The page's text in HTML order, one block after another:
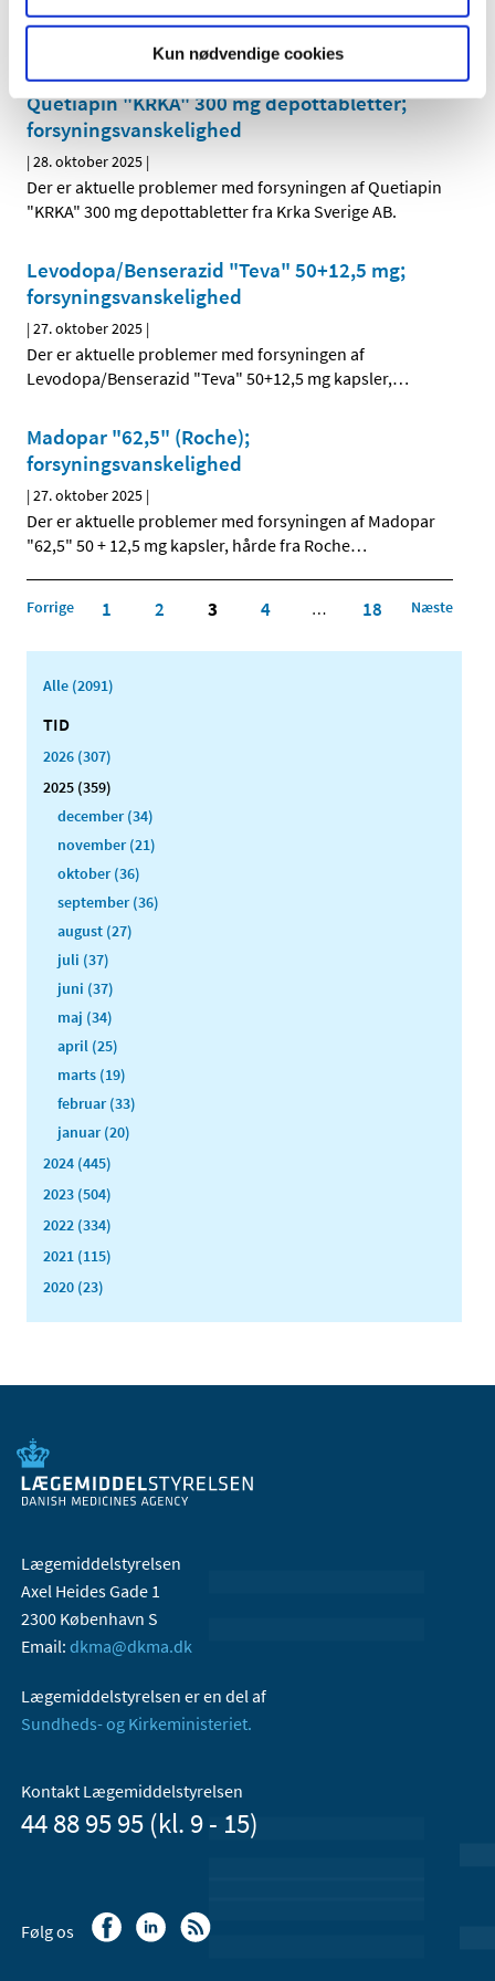
Kun nødvendige cookies
Der er aktuelle problemer med forsyningen af
Cholestagel 625 mg filmovertrukne tabletter fra
Quetiapin "KRKA" 300 mg depottabletter;
forsyningsvanskelighed
| 28. oktober 2025 |
Der er aktuelle problemer med forsyningen af Quetiapin
"KRKA" 300 mg depottabletter fra Krka Sverige AB.
Levodopa/Benserazid "Teva" 50+12,5 mg;
forsyningsvanskelighed
|27. oktober 2025 |
Der er aktuelle problemer med forsyningen af
Levodopa/Benserazid "Teva" 50+12,5 mg kapsler,…
Madopar "62,5" (Roche);
forsyningsvanskelighed
|27. oktober 2025 |
Der er aktuelle problemer med forsyningen af Madopar
"62,5" 50 + 12,5 mg kapsler, hårde fra Roche…
Forrige 1 2 3 4 … 18 Næste
Alle (2091)
TID
2026 (307)
2025 (359)
december (34)
november (21)
oktober (36)
september (36)
august (27)
juli (37)
juni (37)
maj (34)
april (25)
marts (19)
februar (33)
januar (20)
2024 (445)
2023 (504)
2022 (334)
2021 (115)
2020 (23)
Lægemiddelstyrelsen
Axel Heides Gade 1
2300 København S
Email: dkma@dkma.dk
Lægemiddelstyrelsen er en del af
Sundheds- og Kirkeministeriet.
Kontakt Lægemiddelstyrelsen
44 88 95 95 (kl. 9 - 15)
Følg os